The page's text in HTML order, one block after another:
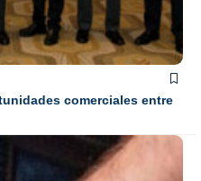
comerciales entre